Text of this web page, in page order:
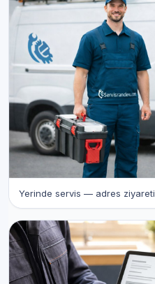
Yerinde servis — adres ziyareti